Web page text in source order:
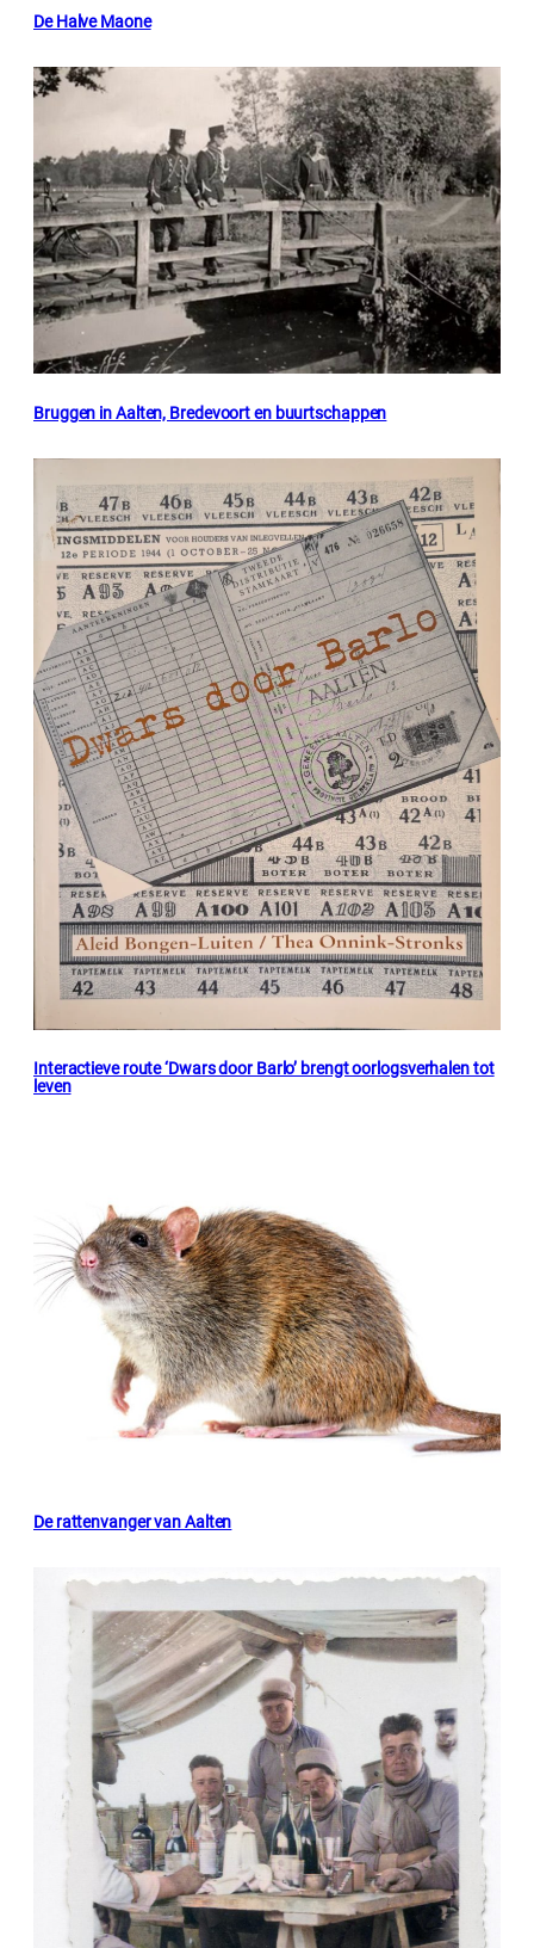
De Halve Maone
Bruggen in Aalten, Bredevoort en buurtschappen
Interactieve route ‘Dwars door Barlo’ brengt oorlogsverhalen tot
leven
De rattenvanger van Aalten